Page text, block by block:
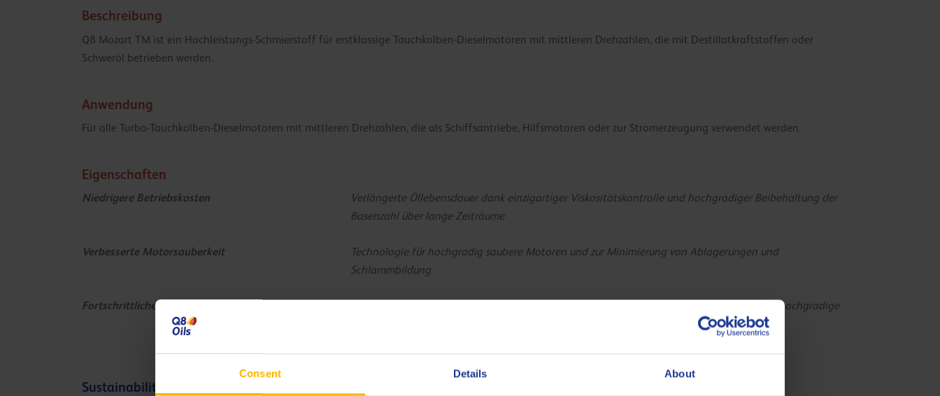
Consent Details About
Beschreibung
Q8 Mozart TM ist ein Hochleistungs-Schmierstoff für erstklassige Tauchkolben-Dieselmotoren mit mittleren Drehzahlen, die mit Destillatkraftstoffen oder
Schweröl betrieben werden.
Anwendung
Für alle Turbo-Tauchkolben-Dieselmotoren mit mittleren Drehzahlen, die als Schiffsantriebe, Hilfsmotoren oder zur Stromerzeugung verwendet werden.
Eigenschaften
Niedrigere Betriebskosten
Verlängerte Öllebensdauer dank einzigartiger Viskositätskontrolle und hochgradiger Beibehaltung der
Basenzahl über lange Zeiträume
Verbesserte Motorsauberkeit
Technologie für hochgradig saubere Motoren und zur Minimierung von Ablagerungen und
Schlammbildung
Fortschrittliche Technologie
Entwickelt mit Grundölen hochgradiger Qualität und einzigartiger Additivtechnologie für hochgradige
Sustainability info